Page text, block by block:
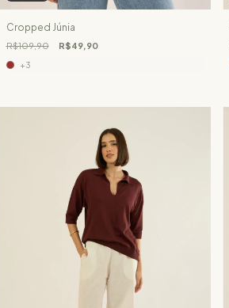
Cropped Júnia
R$109,90 R$49,90
+3